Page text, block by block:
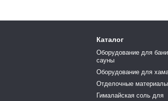
Каталог
Оборудование для
сауны
Оборудование для
Отделочные материалы
Гималайская соль для